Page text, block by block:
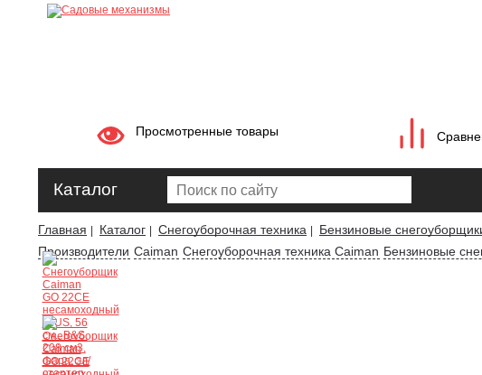
Просмотренные товары
Каталог
Главная Каталог Снегоуборочная техника Бензиновые
Производители Caiman Снегоуборочная техника Caiman Бензиновые